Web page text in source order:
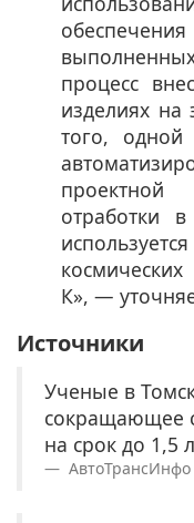
процесс
изделиях на
того, одной
К», —
Источники
Ученые в
сокращающее
на срок до 1,5